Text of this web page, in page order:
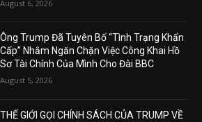
August 6, 2026
Ông Trump Đã Tuyên Bố “Tình Trạng Khẩn
Cấp” Nhằm Ngăn Chặn Việc Công Khai Hồ
Sơ Tài Chính Của Mình Cho Đài BBC
August 5, 2026
THẾ GIỚI GỌI CHÍNH SÁCH CỦA TRUMP VỀ